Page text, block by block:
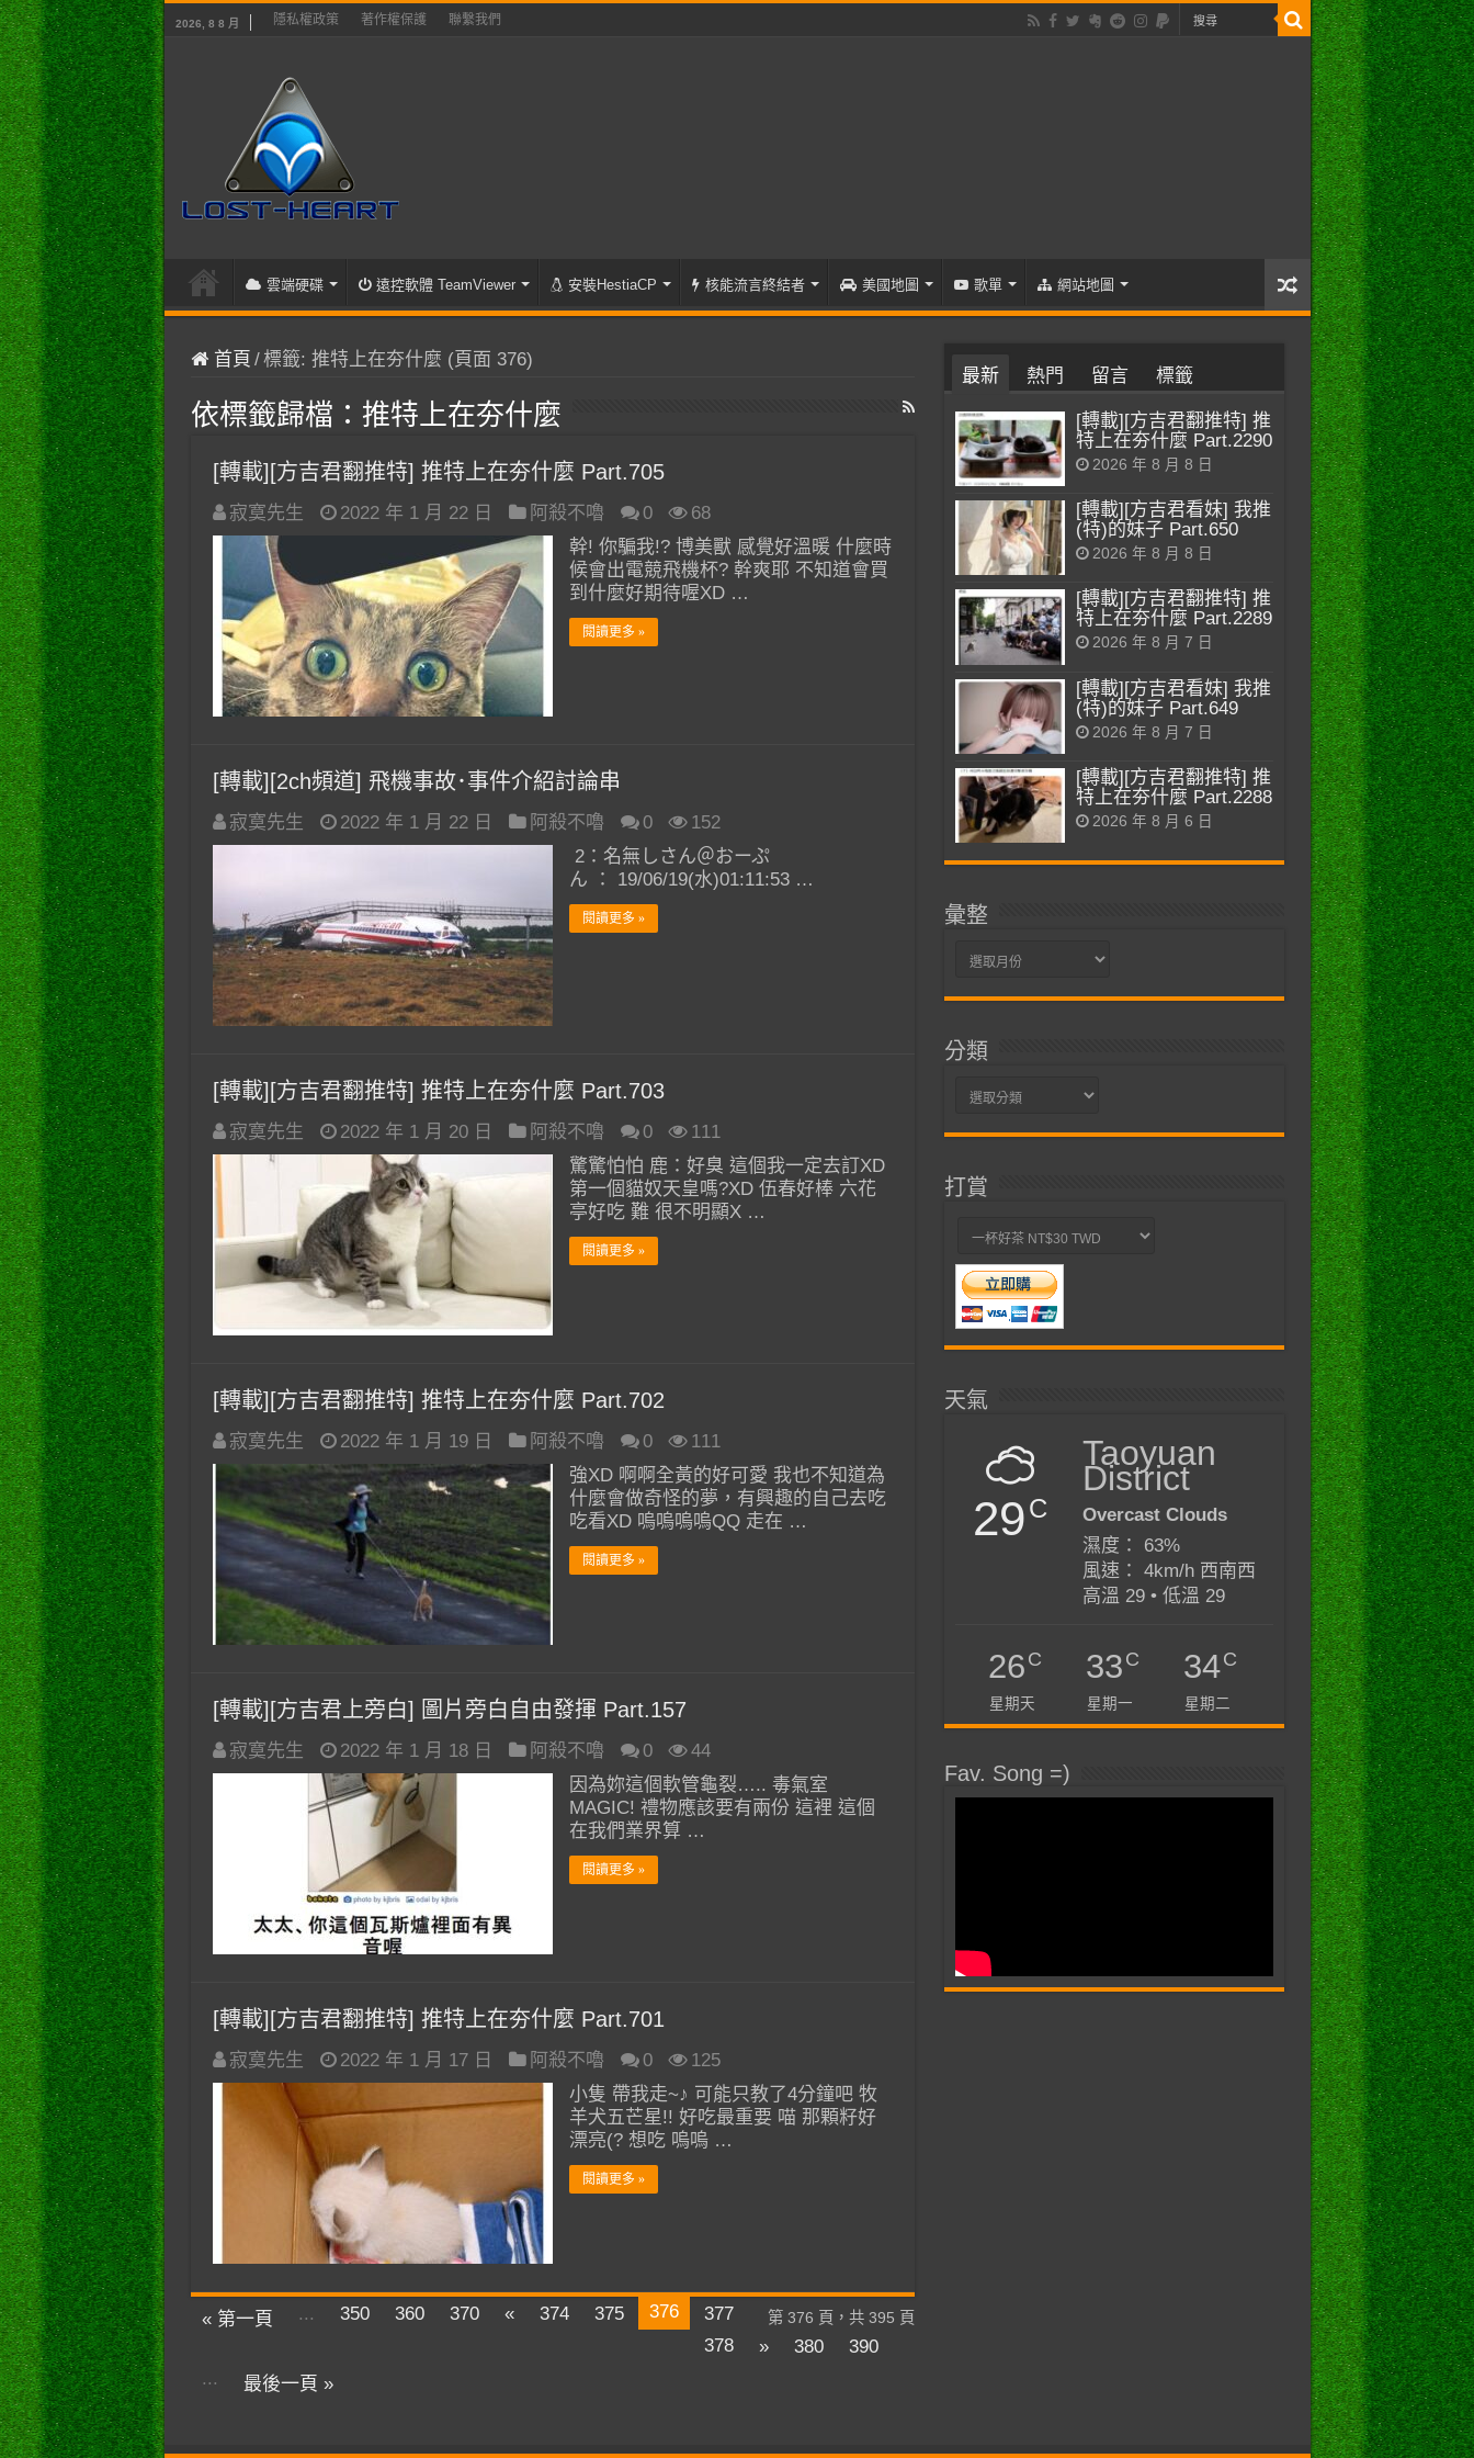
2026, 8 8 月 隱私權政策 著作權保護 聯繫我們
雲端硬碟 遠控軟體 TeamViewer 安裝HestiaCP 核能流言終結者 美國地圖 歌單 網站地圖
首頁 /標籤: 推特上在夯什麼 (頁面 376)
依標籤歸檔： 推特上在夯什麼
[轉載][方吉君翻推特] 推特上在夯什麼 Part.705
寂寞先生 2022 年 1 月 22 日 阿殺不嚕 0
68
幹! 你騙我!? 博美獸 感覺好溫暖 什麼時
候會出電競飛機杯? 幹爽耶 不知道會買
到什麼好期待喔XD …
閱讀更多 »
[轉載][2ch頻道] 飛機事故･事件介紹討論串
寂寞先生 2022 年 1 月 22 日 阿殺不嚕 0
152
2：名無しさん＠おーぷ
ん ： 19/06/19(水)01:11:53 …
閱讀更多 »
[轉載][方吉君翻推特] 推特上在夯什麼 Part.703
寂寞先生 2022 年 1 月 20 日 阿殺不嚕 0
111
驚驚怕怕 鹿：好臭 這個我一定去訂XD
第一個貓奴天皇嗎?XD 伍春好棒 六花
亭好吃 難 很不明顯X …
閱讀更多 »
[轉載][方吉君翻推特] 推特上在夯什麼 Part.702
寂寞先生 2022 年 1 月 19 日 阿殺不嚕 0
111
強XD 啊啊全黃的好可愛 我也不知道為
什麼會做奇怪的夢，有興趣的自己去吃
吃看XD 嗚嗚嗚嗚QQ 走在 …
閱讀更多 »
[轉載][方吉君上旁白] 圖片旁白自由發揮 Part.157
寂寞先生 2022 年 1 月 18 日 阿殺不嚕 0
44
因為妳這個軟管龜裂….. 毒氣室
MAGIC! 禮物應該要有兩份 這裡 這個
在我們業界算 …
閱讀更多 »
[轉載][方吉君翻推特] 推特上在夯什麼 Part.701
寂寞先生 2022 年 1 月 17 日 阿殺不嚕 0
125
小隻 帶我走~♪ 可能只教了4分鐘吧 牧
羊犬五芒星!! 好吃最重要 喵 那顆籽好
漂亮(? 想吃 嗚嗚 …
閱讀更多 »
第 376 頁，共 395 頁
« 第一頁 ... 350 360 370 « 374 375 376
377
378
» 380
390
...
最後一頁 »
最新 熱門 留言 標籤
[轉載][方吉君翻推特] 推
特上在夯什麼 Part.2290
2026 年 8 月 8 日
[轉載][方吉君看妹] 我推
(特)的妹子 Part.650
2026 年 8 月 8 日
[轉載][方吉君翻推特] 推
特上在夯什麼 Part.2289
2026 年 8 月 7 日
[轉載][方吉君看妹] 我推
(特)的妹子 Part.649
2026 年 8 月 7 日
[轉載][方吉君翻推特] 推
特上在夯什麼 Part.2288
2026 年 8 月 6 日
彙整
彙
分類
分
打賞
天氣
29C
Taoyuan
District
Overcast Clouds
濕度： 63%
風速： 4km/h 西南西
高溫 29 • 低溫 29
26C
星期天
33C
星期一
34C
星期二
Fav. Song =)